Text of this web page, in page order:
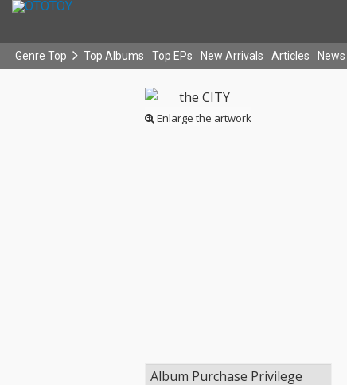
Genre Top Top Albums Top EPs New Arrivals Articles News
Enlarge the artwork
Album Purchase Privilege